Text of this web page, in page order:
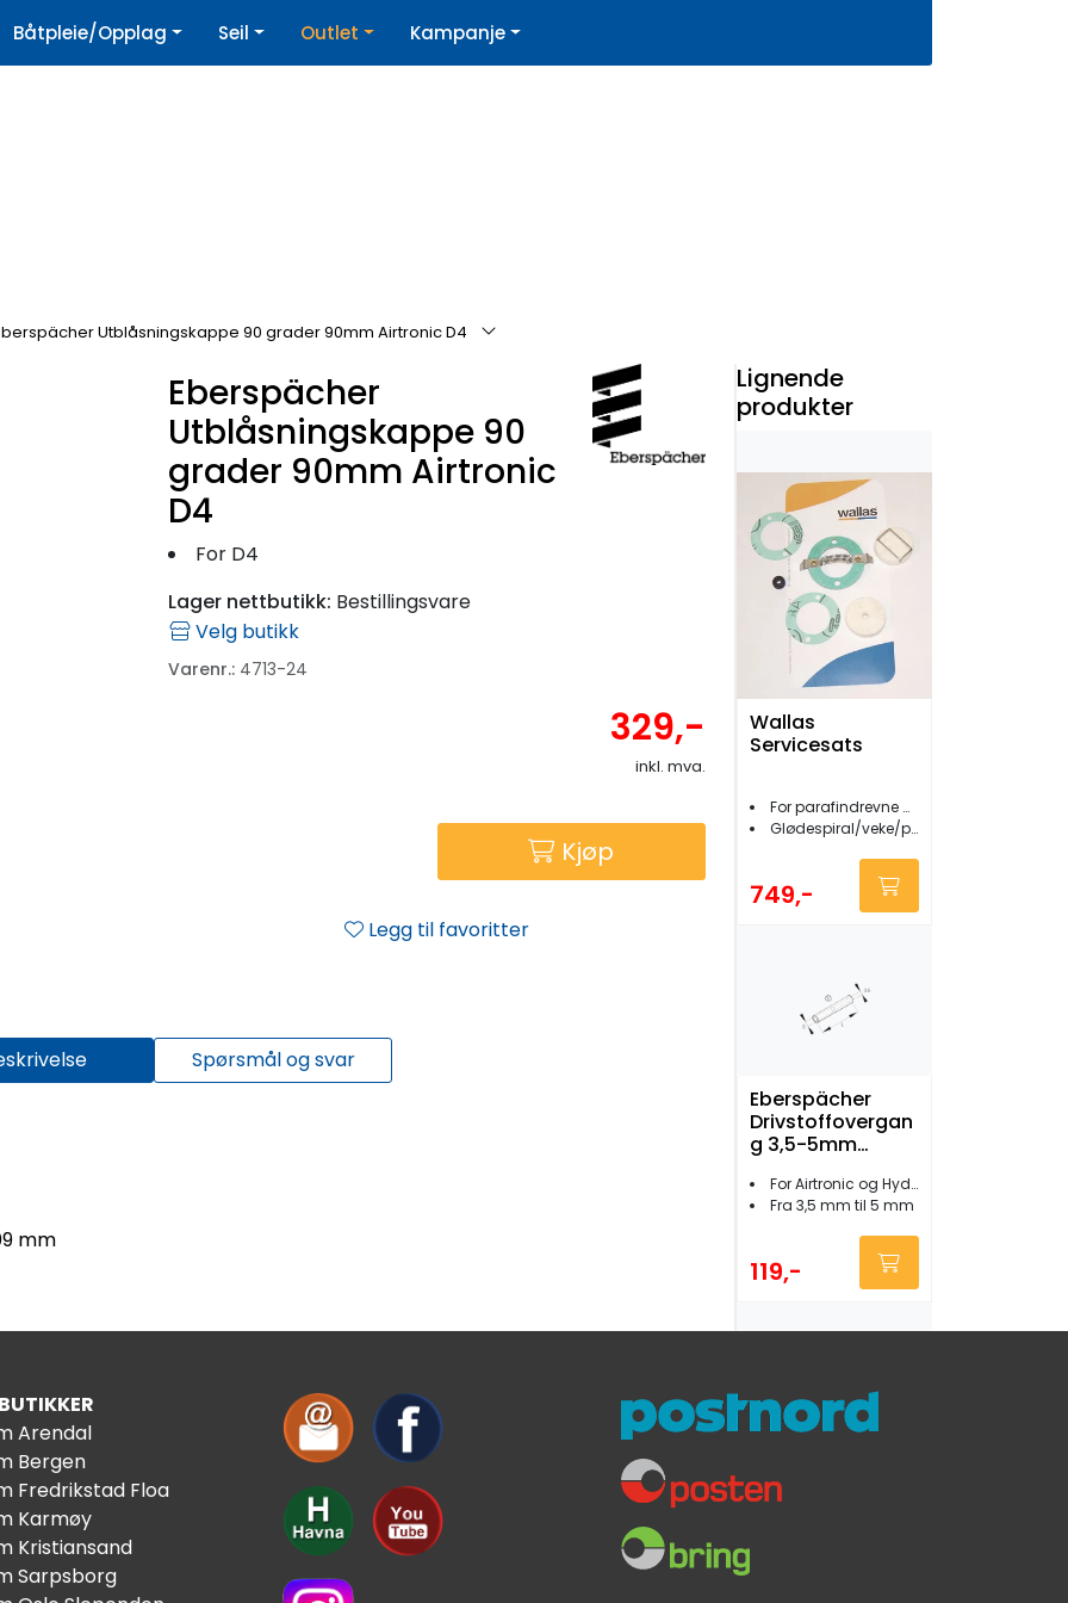
| Nyhetsbrev
Båtpleie/Opplag Seil Outlet Kampanje
Utblåsningskappe 90 grader 90mm Airtronic D4
Eberspächer
Utblåsningskappe 90
grader 90mm Airtronic
D4
For D4
Lager nettbutikk: Bestillingsvare
Velg butikk
Varenr.: 4713-24
329,-
inkl. mva.
Kjøp
Legg til favoritter
Spørsmål og svar
mm
Lignende
produkter
Wallas
Servicesats
For parafindrevne apparater
Glødespiral/veke/pakninger
749,-
Eberspächer
Drivstoffovergan
g 3,5-5mm
For Airtronic og Hydronic
Fra 3,5 mm til 5 mm
119,-
Arendal
Bergen
Fredrikstad Floa
Karmøy
Kristiansand
Sarpsborg